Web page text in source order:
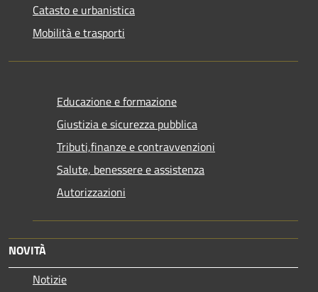
Catasto e urbanistica
Mobilità e trasporti
Educazione e formazione
Giustizia e sicurezza pubblica
Tributi,finanze e contravvenzioni
Salute, benessere e assistenza
Autorizzazioni
NOVITÀ
Notizie